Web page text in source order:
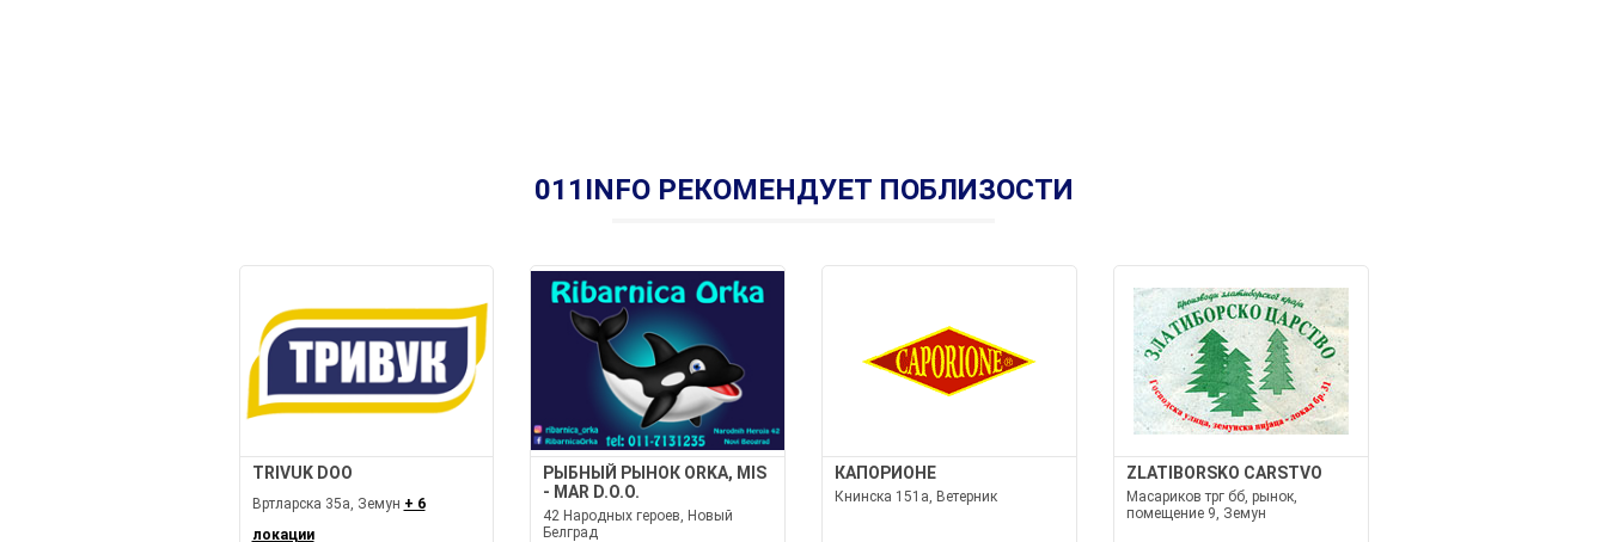
011INFO РЕКОМЕНДУЕТ ПОБЛИЗОСТИ
TRIVUK DOO
Вртларска 35а, Земун + 6
локации
РЫБНЫЙ РЫНОК ORKA, MIS
- MAR D.O.O.
42 Народных героев, Новый
Белград
КАПОРИОНЕ
Книнска 151а, Ветерник
ZLATIBORSKO CARSTVO
Масариков трг бб, рынок,
помещение 9, Земун